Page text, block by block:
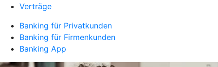
Verträge
Banking für Privatkunden
Banking für Firmenkunden
Banking App